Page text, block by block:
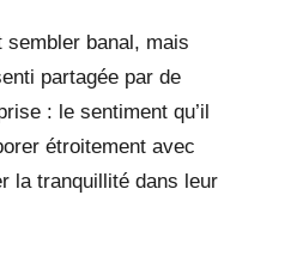
sembler banal, mais
partagée par de
: le sentiment qu’il
étroitement avec
la tranquillité dans leur